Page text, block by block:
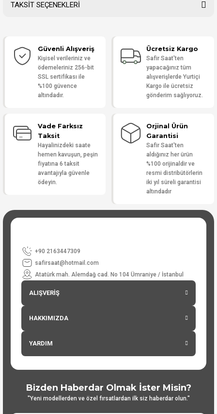
Yorum Yaz
TAKSİT SEÇENEKLERİ
Güvenli Alışveriş
Kişisel verileriniz ve
ödemeleriniz 256-bit
SSL sertifikası ile
%100 güvence
altındadır.
Ücretsiz Kargo
Safir Saat'ten
yapacağınız tüm
alışverişlerde Yurtiçi
Kargo ile ücretsiz
gönderim sağlıyoruz.
Vade Farksız
Taksit
Hayalinizdeki saate
hemen kavuşun, peşin
fiyatına 6 taksit
avantajıyla güvenle
ödeyin.
Orjinal Ürün
Garantisi
Safir Saat'ten
aldığınız her ürün
%100 orijinaldir ve
resmi distribütörlerin
iki yıl süreli garantisi
altındadır
+90 2163447309
safirsaat@hotmail.com
Atatürk mah. Alemdağ cad. No 104 Ümraniye / İstanbul
ALIŞVERİŞ
HAKKIMIZDA
YARDIM
Bizden Haberdar Olmak İster Misin?
"Yeni modellerden ve özel fırsatlardan ilk siz haberdar olun."